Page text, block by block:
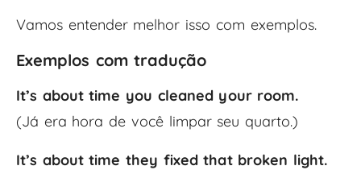
Vamos entender melhor isso com exemplos.
Exemplos com tradução
It’s about time you cleaned your room.
(Já era hora de você limpar seu quarto.)
It’s about time they fixed that broken light.